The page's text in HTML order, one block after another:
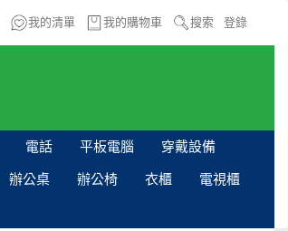
我的清單 我的購物車 搜索 登錄
電話 平板電腦 穿戴設備
辦公桌 辦公椅 衣櫃 電視櫃